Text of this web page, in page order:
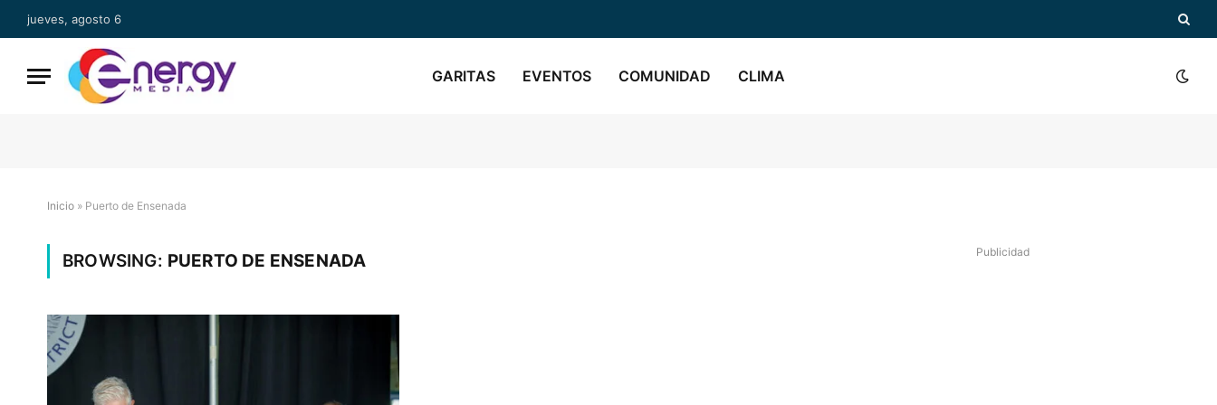
jueves, agosto 6
GARITAS EVENTOS COMUNIDAD CLIMA
Inicio » Puerto de Ensenada
BROWSING: PUERTO DE ENSENADA Publicidad